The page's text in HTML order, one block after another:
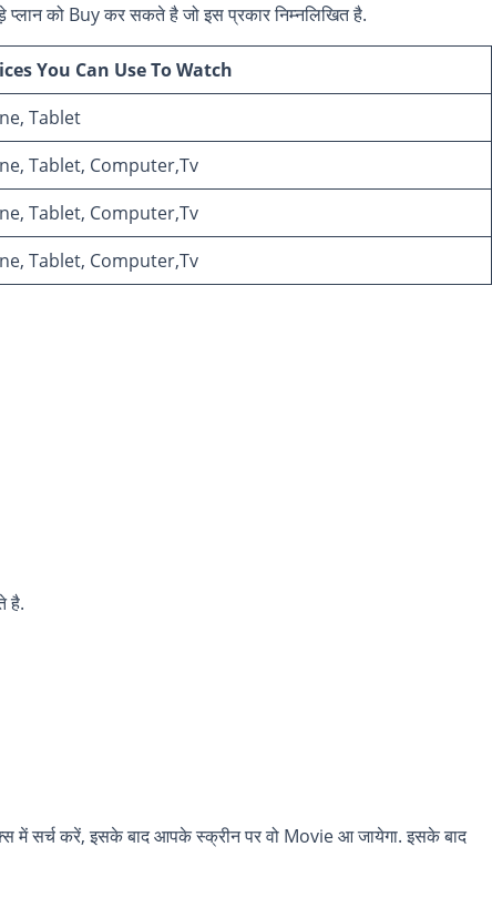
को Buy कर सकते है जो इस प्रकार निम्नलिखित है.
You Can Use To Watch
Tablet
Tablet, Computer,Tv
Tablet, Computer,Tv
Tablet, Computer,Tv
है.
में सर्च करें, इसके बाद आपके स्क्रीन पर वो Movie आ जायेगा. इसके बाद